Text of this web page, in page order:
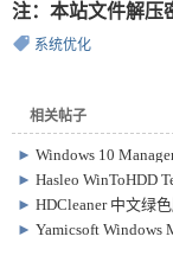
注：本站文件解压
系统优化
相关帖子
►Windows 10
版，超级系统优化工具
►Hasleo WinToHDD
册激活版 v6.9
►HDCleaner 中文绿
费系统清理优化工具
►Yamicsoft Windows